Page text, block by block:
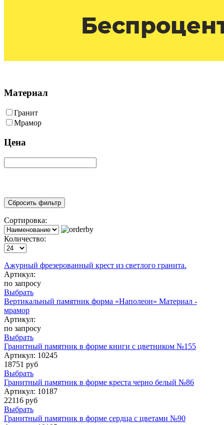
Материал
Гранит
Мрамор
Цена
Сортировка:
Количество:
Ажурный фрезерованный крест из светлого гранита.
Артикул:
по запросу
Выбрать
Вертикальный памятник форма «Наполеон» Материал -
мрамор
Артикул:
по запросу
Выбрать
Гранитный памятник в форме книги с цветником №155
Артикул: 10245
18751 руб
Выбрать
Гранитный памятник в форме креста черно белый №86
Артикул: 10187
22116 руб
Выбрать
Гранитный памятник в форме сердца с цветами №90